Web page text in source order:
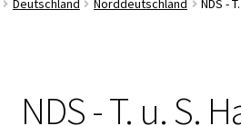
Deutschland Norddeutschland NDS -
NDS - T. u. S.